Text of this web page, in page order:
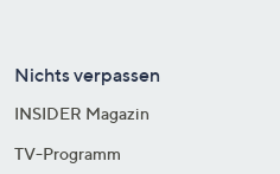
Nichts verpassen
INSIDER Magazin
TV-Programm